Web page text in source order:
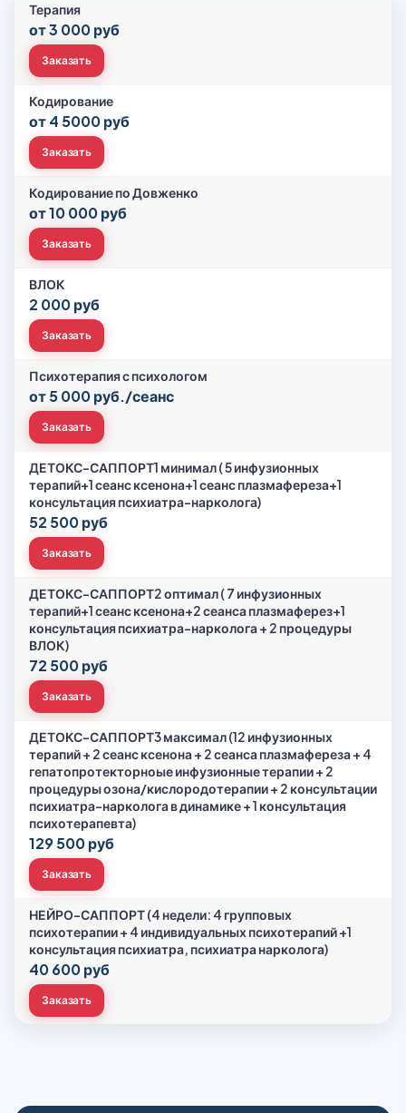
Терапия
от 3 000 руб
Заказать
Кодирование
от 4 5000 руб
Заказать
Кодирование по Довженко
от 10 000 руб
Заказать
ВЛОК
2 000 руб
Заказать
Психотерапия с психологом
от 5 000 руб./сеанс
Заказать
ДЕТОКС-САППОРТ1 минимал ( 5 инфузионных
терапий+1 сеанс ксенона+1 сеанс плазмафереза+1
консультация психиатра-нарколога)
52 500 руб
Заказать
ДЕТОКС-САППОРТ2 оптимал ( 7 инфузионных
терапий+1 сеанс ксенона+2 сеанса плазмаферез+1
консультация психиатра-нарколога + 2 процедуры
ВЛОК)
72 500 руб
Заказать
ДЕТОКС-САППОРТ3 максимал (12 инфузионных
терапий + 2 сеанс ксенона + 2 сеанса плазмафереза + 4
гепатопротекторноые инфузионные терапии + 2
процедуры озона/кислородотерапии + 2 консультации
психиатра-нарколога в динамике + 1 консультация
психотерапевта)
129 500 руб
Заказать
НЕЙРО-САППОРТ (4 недели: 4 групповых
психотерапии + 4 индивидуальных психотерапий +1
консультация психиатра, психиатра нарколога)
40 600 руб
Заказать